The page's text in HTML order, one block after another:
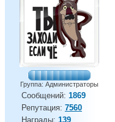
Группа: Администраторы
Сообщений: 1869
Репутация: 7560
Награды: 139